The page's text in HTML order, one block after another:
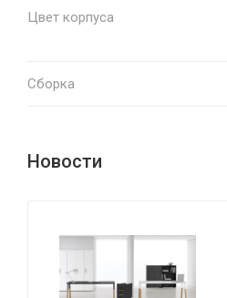
Цвет корпуса
Сборка
Новости